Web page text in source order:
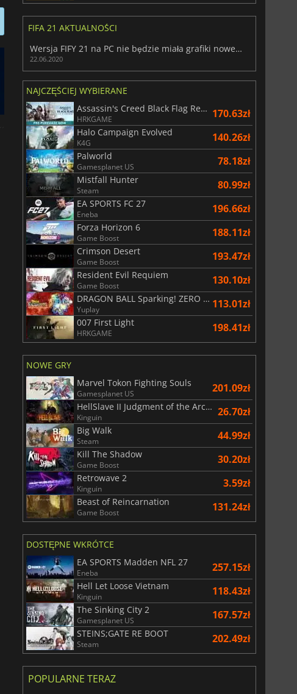
15.72zł
NBA 2K26 Virtual Currency
31.99
Madden NFL 26 Points
FIFA 21 AKTUALNOŚCI
Wersja FIFY 21 na PC nie będzie miała grafiki nowej generacji
22.06.2020
NAJCZĘŚCIEJ WYBIERANE
Assassin's Creed Black Flag Resynced
HRKGAME 170.63zł
Halo Campaign Evolved
K4G 140.26zł
Palworld
Gamesplanet US 78.18zł
Mistfall Hunter
Steam 80.99zł
EA SPORTS FC 27
Eneba 196.66zł
Forza Horizon 6
Game Boost 188.11zł
Crimson Desert
Game Boost 193.47zł
Resident Evil Requiem
Game Boost 130.10zł
DRAGON BALL Sparking! ZERO Super Limit Breaking NEO
Yuplay 113.01zł
007 First Light
HRKGAME 198.41zł
NOWE GRY
Marvel Tokon Fighting Souls
Gamesplanet US 201.09zł
HellSlave II Judgment of the Archon
Kinguin 26.70zł
Big Walk
Steam 44.99zł
Kill The Shadow
Game Boost 30.20zł
Retrowave 2
Kinguin 3.59zł
Beast of Reincarnation
Game Boost 131.24zł
DOSTĘPNE WKRÓTCE
EA SPORTS Madden NFL 27
Eneba 257.15zł
Hell Let Loose Vietnam
Kinguin 118.43zł
The Sinking City 2
Gamesplanet US 167.57zł
STEINS;GATE RE BOOT
Steam 202.49zł
POPULARNE TERAZ